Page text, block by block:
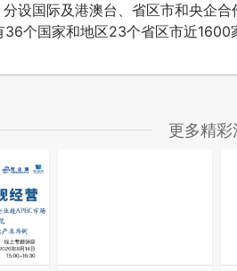
设国际及港澳台、省区市和央企
个国家和地区23个省区市近1600
更多精彩